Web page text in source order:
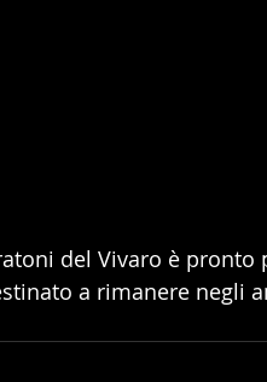
del Vivaro è pronto
a rimanere negli